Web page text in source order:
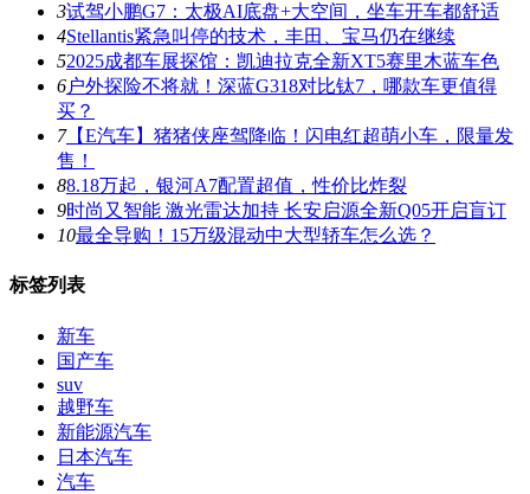
3试驾小鹏G7：太极AI底盘+大空间，坐车开车都舒适
4Stellantis紧急叫停的技术，丰田、宝马仍在继续
52025成都车展探馆：凯迪拉克全新XT5赛里木蓝车色
6户外探险不将就！深蓝G318对比钛7，哪款车更值得
买？
7【E汽车】猪猪侠座驾降临！闪电红超萌小车，限量发
售！
88.18万起，银河A7配置超值，性价比炸裂
9时尚又智能 激光雷达加持 长安启源全新Q05开启盲订
10最全导购！15万级混动中大型轿车怎么选？
标签列表
新车
国产车
suv
越野车
新能源汽车
日本汽车
汽车